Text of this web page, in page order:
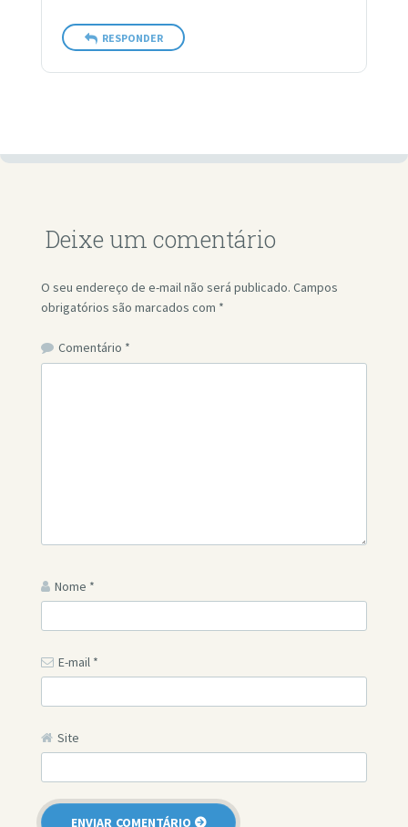
RESPONDER
Deixe um comentário
O seu endereço de e-mail não será publicado. Campos
obrigatórios são marcados com *
Comentário *
Nome *
E-mail *
Site